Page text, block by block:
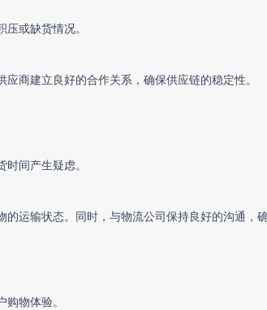
或缺货情况。
商建立良好的合作关系，确保供应链的稳定性。
间产生疑虑。
运输状态。同时，与物流公司保持良好的沟通，确
物体验。